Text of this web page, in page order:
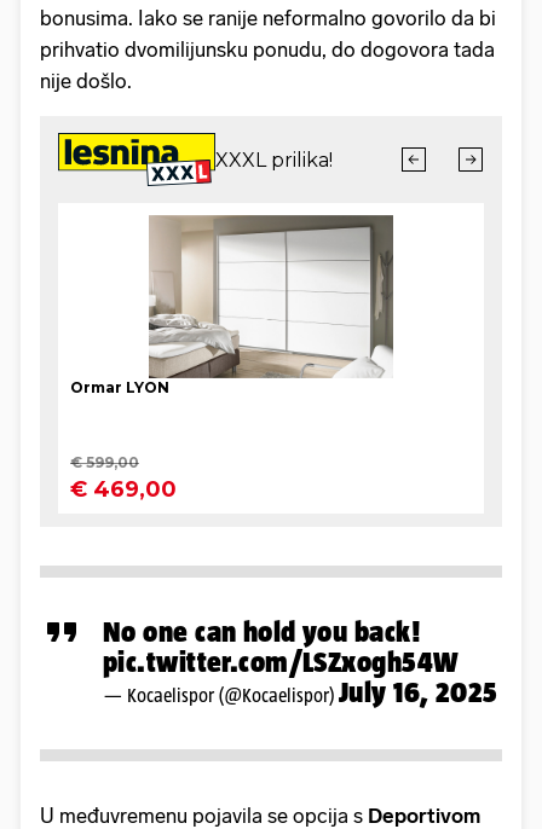
bonusima. Iako se ranije neformalno govorilo da bi
prihvatio dvomilijunsku ponudu, do dogovora tada
nije došlo.
No one can hold you back!
pic.twitter.com/LSZxogh54W
— Kocaelispor (@Kocaelispor) July 16, 2025
U međuvremenu pojavila se opcija s Deportivom